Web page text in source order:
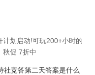
计划启动!可玩200+小时的
秋促 7折中